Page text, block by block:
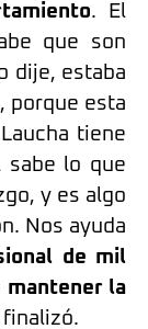
. El
que son
dije, estaba
porque esta
tiene
sabe lo que
y es algo
Nos ayuda
de mil
mantener la
finalizó.